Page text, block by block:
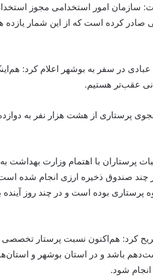
امور استخدامی مجوز
صادر کرده است که از این شمار یازده
در سفر به بوشهر اعلام کرد:
عقب‌تر هستیم.
پرستاری از هشت هزار نفر به دوازده
پرستاران با اهتمام وزارت بهداشت
چند صندوق ذخیره ارزی انجام شده
پرستاری بوده است و در چند روز
کرد: هم‌اکنون نسبت پرستار تخصصی
باشد و در استان بوشهر و
شود.